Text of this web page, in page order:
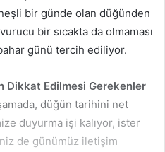
bir günde olan düğünden
bir sıcakta da olmaması
günü tercih ediliyor.
Dikkat Edilmesi Gerekenler
düğün tarihini net
duyurma işi kalıyor, ister
de günümüz iletişim